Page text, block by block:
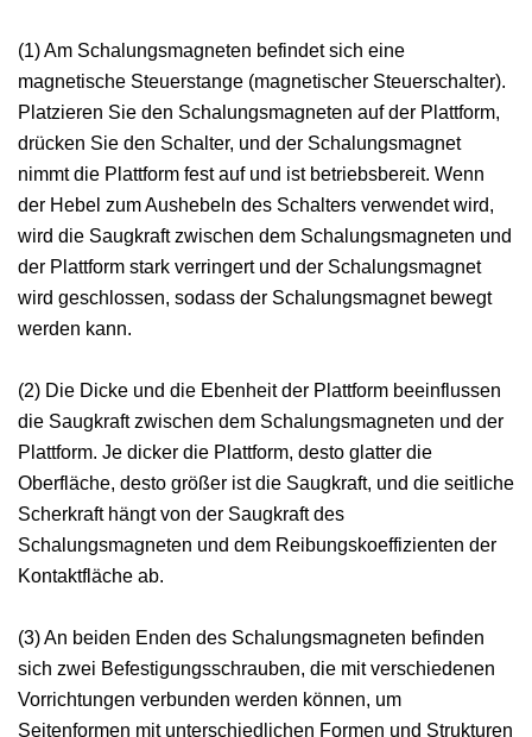
(1) Am Schalungsmagneten befindet sich eine
magnetische Steuerstange (magnetischer Steuerschalter).
Platzieren Sie den Schalungsmagneten auf der Plattform,
drücken Sie den Schalter, und der Schalungsmagnet
nimmt die Plattform fest auf und ist betriebsbereit. Wenn
der Hebel zum Aushebeln des Schalters verwendet wird,
wird die Saugkraft zwischen dem Schalungsmagneten und
der Plattform stark verringert und der Schalungsmagnet
wird geschlossen, sodass der Schalungsmagnet bewegt
werden kann.
(2) Die Dicke und die Ebenheit der Plattform beeinflussen
die Saugkraft zwischen dem Schalungsmagneten und der
Plattform. Je dicker die Plattform, desto glatter die
Oberfläche, desto größer ist die Saugkraft, und die seitliche
Scherkraft hängt von der Saugkraft des
Schalungsmagneten und dem Reibungskoeffizienten der
Kontaktfläche ab.
(3) An beiden Enden des Schalungsmagneten befinden
sich zwei Befestigungsschrauben, die mit verschiedenen
Vorrichtungen verbunden werden können, um
Seitenformen mit unterschiedlichen Formen und Strukturen